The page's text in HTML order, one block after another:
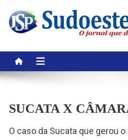
content
SUCATA X
O caso da Sucata que gerou